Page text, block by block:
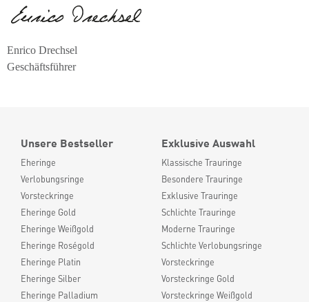
Enrico Drechsel
Geschäftsführer
Unsere Bestseller
Eheringe
Verlobungsringe
Vorsteckringe
Eheringe Gold
Eheringe Weißgold
Eheringe Roségold
Eheringe Platin
Eheringe Silber
Eheringe Palladium
Exklusive Auswahl
Klassische Trauringe
Besondere Trauringe
Exklusive Trauringe
Schlichte Trauringe
Moderne Trauringe
Schlichte Verlobungsringe
Vorsteckringe
Vorsteckringe Gold
Vorsteckringe Weißgold